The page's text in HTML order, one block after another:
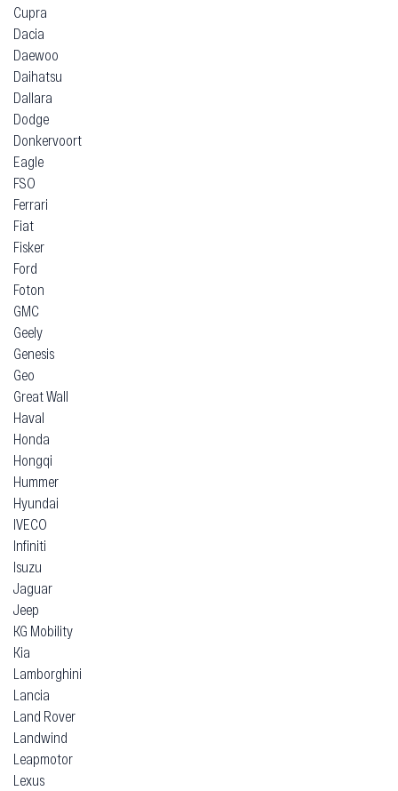
Cupra
Dacia
Daewoo
Daihatsu
Dallara
Dodge
Donkervoort
Eagle
FSO
Ferrari
Fiat
Fisker
Ford
Foton
GMC
Geely
Genesis
Geo
Great Wall
Haval
Honda
Hongqi
Hummer
Hyundai
IVECO
Infiniti
Isuzu
Jaguar
Jeep
KG Mobility
Kia
Lamborghini
Lancia
Land Rover
Landwind
Leapmotor
Lexus